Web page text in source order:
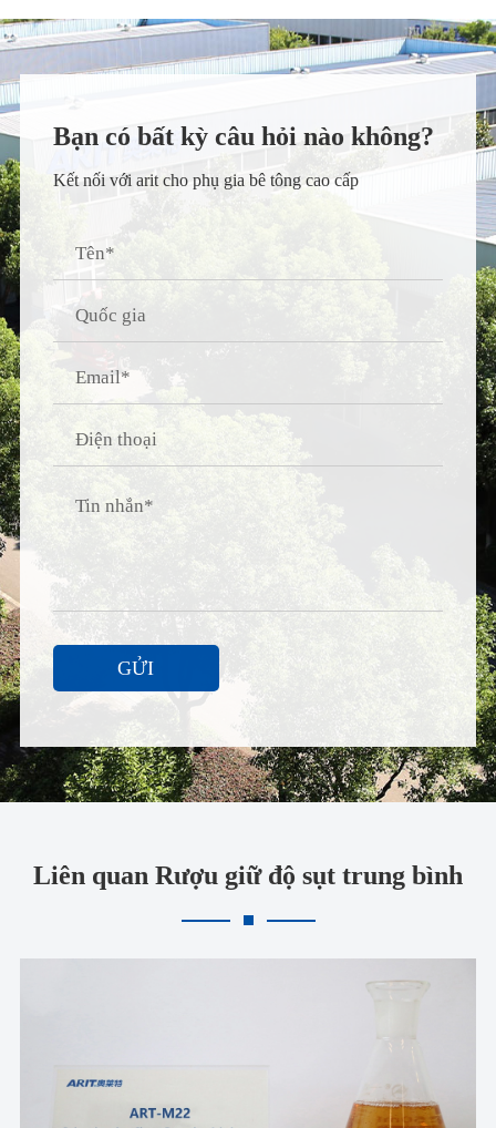
Bạn có bất kỳ câu hỏi nào không?
Kết nối với arit cho phụ gia bê tông cao cấp
GỬI
Liên quan Rượu giữ độ sụt trung bình